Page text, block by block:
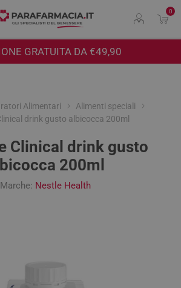
0
GRATUITA DA €49,90
Alimentari
Alimenti speciali
drink gusto albicocca 200ml
Clinical drink gusto
200ml
Marche: Nestle Health